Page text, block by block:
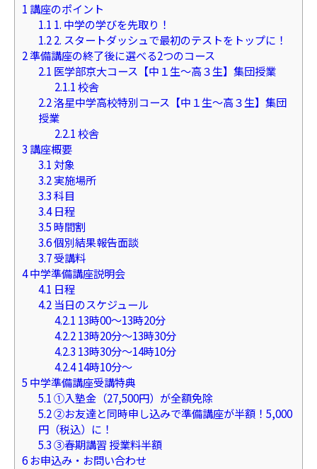
1講座のポイント
1.1 1. 中学の学びを先取り！
1.22. スタートダッシュで最初のテストをトップに！
2準備講座の終了後に選べる2つのコース
2.1 医学部京大コース【中１生～高３生】集団授業
2.1.1校舎
2.2洛星中学高校特別コース【中１生～高３生】集団
授業
2.2.1校舎
3講座概要
3.1 対象
3.2実施場所
3.3科目
3.4日程
3.5時間割
3.6個別結果報告面談
3.7受講料
4中学準備講座説明会
4.1 日程
4.2当日のスケジュール
4.2.1 13時00～13時20分
4.2.213時20分～13時30分
4.2.3 13時30分～14時10分
4.2.414時10分～
5 中学準備講座受講特典
5.1➀入塾金（27,500円）が全額免除
5.2②お友達と同時申し込みで準備講座が半額！5,000
円（税込）に！
5.3③春期講習 授業料半額
6 お申込み・お問い合わせ